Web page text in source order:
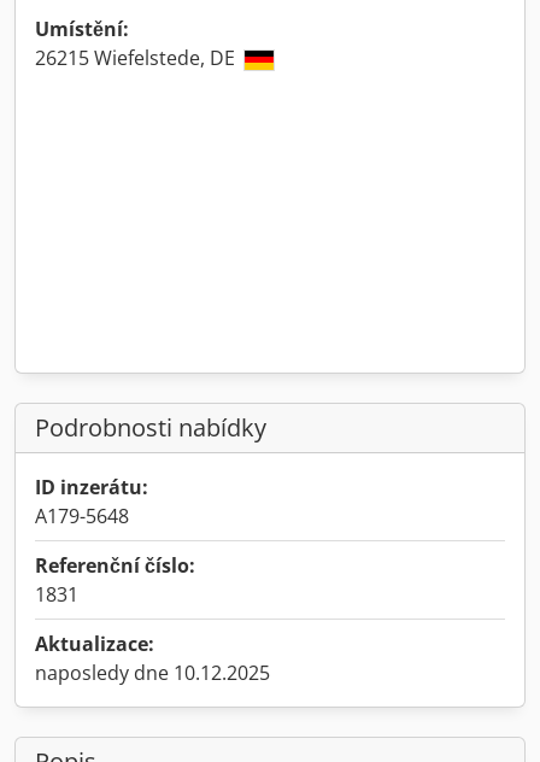
Umístění:
26215 Wiefelstede, DE
Podrobnosti nabídky
ID inzerátu:
A179-5648
Referenční číslo:
1831
Aktualizace:
naposledy dne 10.12.2025